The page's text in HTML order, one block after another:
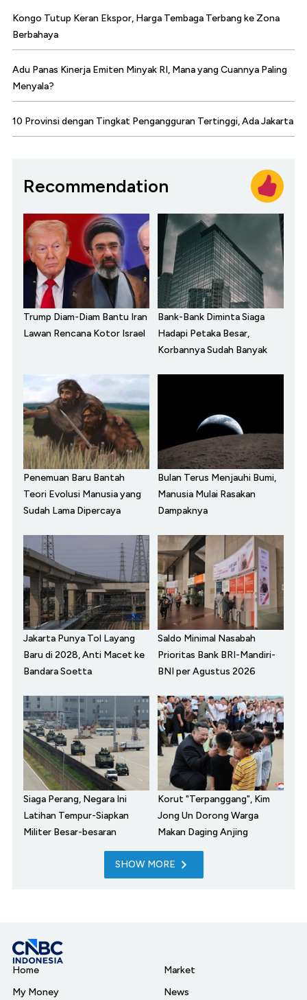
Kongo Tutup Keran Ekspor, Harga Tembaga Terbang ke Zona
Berbahaya
Adu Panas Kinerja Emiten Minyak RI, Mana yang Cuannya Paling
Menyala?
10 Provinsi dengan Tingkat Pengangguran Tertinggi, Ada Jakarta
Recommendation
Trump Diam-Diam Bantu Iran
Lawan Rencana Kotor Israel
Bank-Bank Diminta Siaga
Hadapi Petaka Besar,
Korbannya Sudah Banyak
Penemuan Baru Bantah
Teori Evolusi Manusia yang
Sudah Lama Dipercaya
Bulan Terus Menjauhi Bumi,
Manusia Mulai Rasakan
Dampaknya
Jakarta Punya Tol Layang
Baru di 2028, Anti Macet ke
Bandara Soetta
Saldo Minimal Nasabah
Prioritas Bank BRI-Mandiri-
BNI per Agustus 2026
Siaga Perang, Negara Ini
Latihan Tempur-Siapkan
Militer Besar-besaran
Korut "Terpanggang", Kim
Jong Un Dorong Warga
Makan Daging Anjing
SHOW MORE
Home
My Money
Market
News